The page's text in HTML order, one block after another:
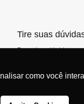
como você
Tire suas
Para tirar dúvidas